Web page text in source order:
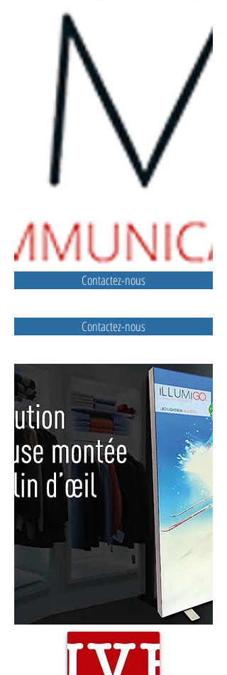
Contactez-nous
Contactez-nous